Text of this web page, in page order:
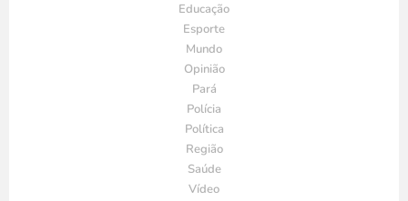
Educação
Esporte
Mundo
Opinião
Pará
Polícia
Política
Região
Saúde
Vídeo